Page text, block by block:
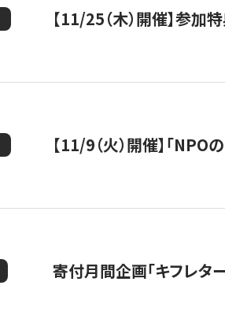
【11/25（木）開催】参加
【11/9（火）開催】「
寄付月間企画「キフレタ